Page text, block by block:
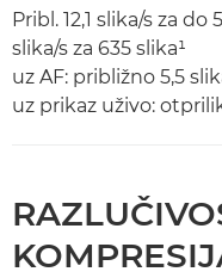
Pribl. 12,1 slika/s za
slika/s za 635 slika¹
uz AF: približno 5,5
uz prikaz uživo: